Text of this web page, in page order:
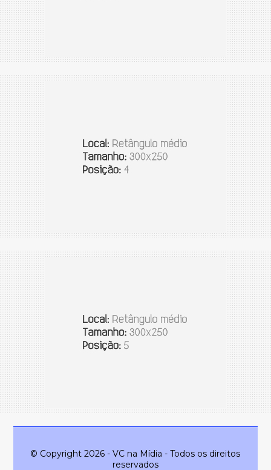
© Copyright 2026 - VC na Mídia - Todos os direitos
reservados